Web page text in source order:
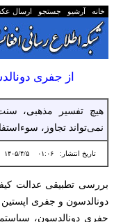
خانه آرشیو جستجو ارسال
از جفری
هیچ تفسیر مذهبی،
نمی‌تواند تجاوز،
تاریخ انتشار: ۰۱:۰۶ ۱۴۰۵/۴/۵
بررسی تطبیقی عدالت
دونالدسون و جفری اپستین
جفری دونالدسون،